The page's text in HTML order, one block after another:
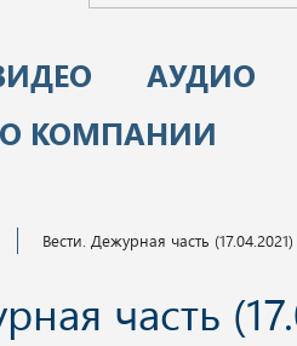
АУДИО
О КОМПАНИИ
Вести. Дежурная часть (17.04.2021)
часть